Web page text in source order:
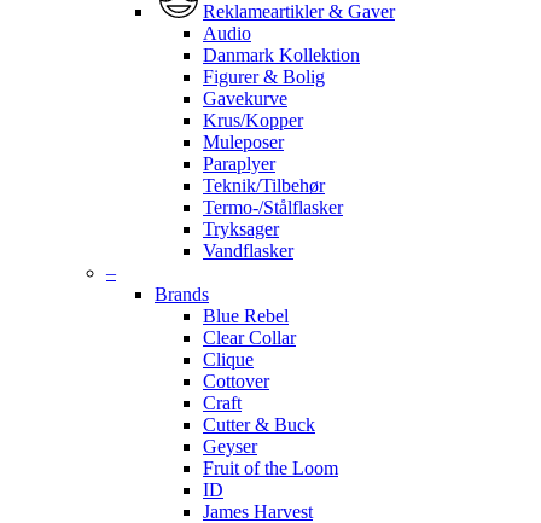
Reklameartikler & Gaver
Audio
Danmark Kollektion
Figurer & Bolig
Gavekurve
Krus/Kopper
Muleposer
Paraplyer
Teknik/Tilbehør
Termo-/Stålflasker
Tryksager
Vandflasker
–
Brands
Blue Rebel
Clear Collar
Clique
Cottover
Craft
Cutter & Buck
Geyser
Fruit of the Loom
ID
James Harvest